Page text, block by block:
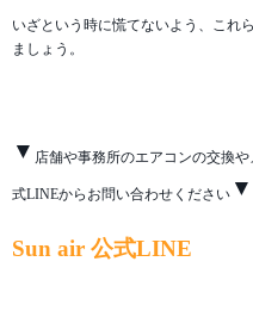
いざという時に慌てないよう、これ
ましょう。
▼ 店舗や事務所のエアコンの交換
式LINEからお問い合わせください ▼
Sun air 公式LINE